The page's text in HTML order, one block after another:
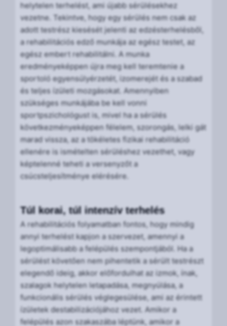
helytelen terhelést, ami újabb sérülésekhez
vezetne. Tekintve, hogy egy sérülés nem csak az
adott testrész kiesését jelenti az edzésterhelésből,
a rehabilitációs edző munkája az egész testet, az
egész embert rehabilitálni. A munka
eredményeképpen újra meg kell teremtenie a
sportoló egyensúlyérzetét, izomerejét és a szabad
és teljes ízületi mozgásokat. Amennyiben
szükséges munkájába be kell vonni
sportpszichológust is, mivel ha a sérülés
következményeképpen félelem, szorongás, lelki gát
marad vissza, az a tökéletes fizikai rehabilitáció
ellenére is ismételten sérüléshez vezethet, vagy
képtelenné teheti a versenyzőt a
csúcsteljesítménye elérésére.
Túl korai, túl intenzív terhelés
A rehabilitációs folyamatban fontos, hogy mindig
annyi terhelést kapjon a szervezet, amennyi a
legoptimálisabb a felépülés szempontjából. Ha a
sérülést követően nem pihentetik a sérült testrészt
elegendő ideig, akkor előfordulhat az izmok, ínak,
szalagok helytelen letapadása, megnyúlása, a
funkcionális sérülés véglegesülése, ami az érintett
ízületek destabilizációjához vezet. Amikor a
felépülés azon szakaszába léptünk, amikor a